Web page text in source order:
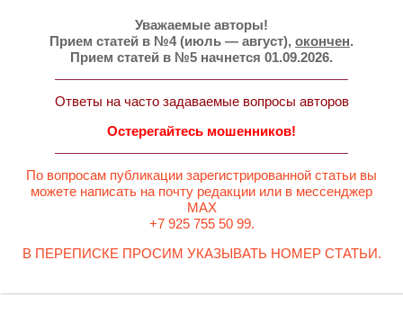
Уважаемые авторы!
Прием статей в №4 (июль — август), окончен.
Прием статей в №5 начнется 01.09.2026.
Ответы на часто задаваемые вопросы авторов
Остерегайтесь мошенников!
По вопросам публикации зарегистрированной статьи вы
можете написать на почту редакции или в мессенджер
MAX
+7 925 755 50 99.
В ПЕРЕПИСКЕ ПРОСИМ УКАЗЫВАТЬ НОМЕР СТАТЬИ.